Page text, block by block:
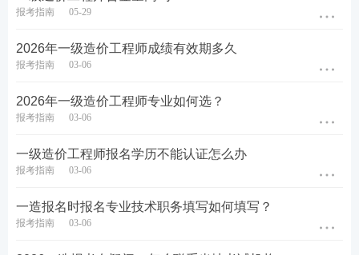
注意：学历信息填写完毕后，需要24小时与学信网
对比完成核验。如何申请学历学位在线核验>>
后，直接进入第五步！
各省一级造价工程师考试报名时间有所不同，大家需
等待当地报名入口开通后，方可进入报名系统进行报
报考指南 05-29
2026年一级造价工程师成绩有效期多久
报考指南 03-06
2026年一级造价工程师专业如何选？
报考指南 03-06
一级造价工程师报名学历不能认证怎么办
报考指南 03-06
一造报名时报名专业技术职务填写如何填写？
报考指南 03-06